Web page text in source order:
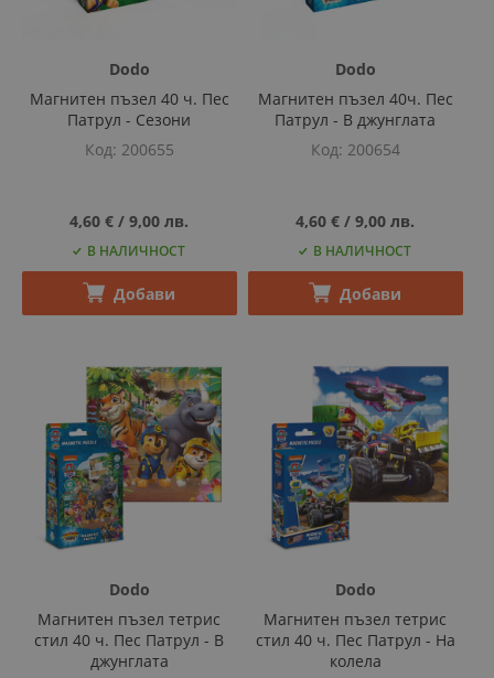
Dodo
Магнитен пъзел 40 ч. Пес
Патрул - Сезони
Код 200655
4,60 € ‎/‎ 9,00 лв.
В НАЛИЧНОСТ
Добави
Dodo
Магнитен пъзел 40ч. Пес
Патрул - В джунглата
Код 200654
4,60 € ‎/‎ 9,00 лв.
В НАЛИЧНОСТ
Добави
Dodo
Магнитен пъзел тетрис
стил 40 ч. Пес Патрул - В
джунглата
Dodo
Магнитен пъзел тетрис
стил 40 ч. Пес Патрул - На
колела